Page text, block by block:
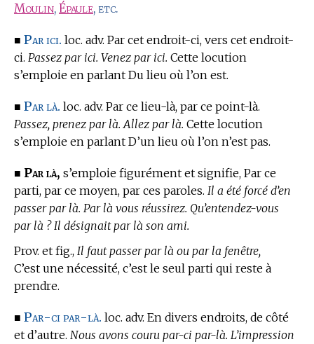
Moulin,Épaule, etc.
■ Par ici. loc. adv. Par cet endroit-ci, vers cet endroit-
ci. Passez par ici. Venez par ici. Cette locution
s’emploie en parlant Du lieu où l’on est.
■ Par là. loc. adv. Par ce lieu-là, par ce point-là.
Passez, prenez par là. Allez par là. Cette locution
s’emploie en parlant D’un lieu où l’on n’est pas.
■ Par là, s’emploie figurément et signifie, Par ce
parti, par ce moyen, par ces paroles. Il a été forcé d’en
passer par là. Par là vous réussirez. Qu’entendez-vous
par là ? Il désignait par là son ami.
Prov. et fig., Il faut passer par là ou par la fenêtre,
C’est une nécessité, c’est le seul parti qui reste à
prendre.
■ Par-ci par-là. loc. adv. En divers endroits, de côté
et d’autre. Nous avons couru par-ci par-là. L’impression